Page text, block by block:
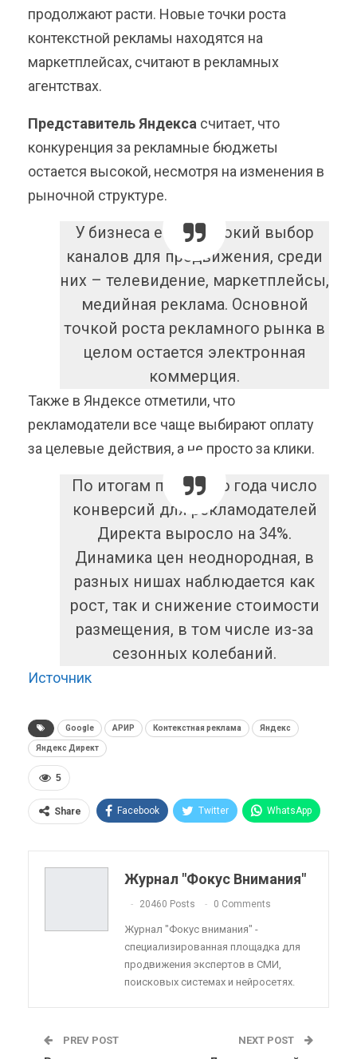
продолжают расти. Новые точки роста
контекстной рекламы находятся на
маркетплейсах, считают в рекламных
агентствах.
Представитель Яндекса считает, что
конкуренция за рекламные бюджеты
остается высокой, несмотря на изменения в
рыночной структуре.
У бизнеса есть широкий выбор
каналов для продвижения, среди
них – телевидение, маркетплейсы,
медийная реклама. Основной
точкой роста рекламного рынка в
целом остается электронная
коммерция.
Также в Яндексе отметили, что
рекламодатели все чаще выбирают оплату
за целевые действия, а не просто за клики.
По итогам прошлого года число
конверсий для рекламодателей
Директа выросло на 34%.
Динамика цен неоднородная, в
разных нишах наблюдается как
рост, так и снижение стоимости
размещения, в том числе из-за
сезонных колебаний.
Источник
Google АРИР Контекстная реклама Яндекс
Яндекс Директ
5
Share Facebook Twitter WhatsApp
Telegram VK Viber
Linkedin Tumblr
Журнал "Фокус Внимания"
20460 Posts 0 Comments
Журнал "Фокус внимания" -
специализированная площадка для
продвижения экспертов в СМИ,
поисковых системах и нейросетях.
PREV POST NEXT POST